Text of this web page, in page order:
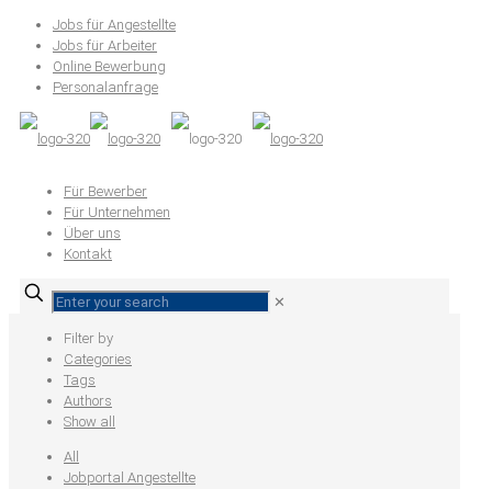
Jobs für Angestellte
Jobs für Arbeiter
Online Bewerbung
Personalanfrage
Für Bewerber
Für Unternehmen
Über uns
Kontakt
✕
Filter by
Categories
Tags
Authors
Show all
All
Jobportal Angestellte